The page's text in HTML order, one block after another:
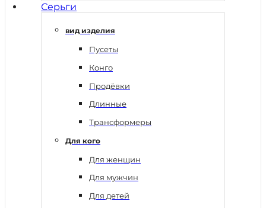
Серьги
вид изделия
Пусеты
Конго
Продёвки
Длинные
Трансформеры
Для кого
Для женщин
Для мужчин
Для детей